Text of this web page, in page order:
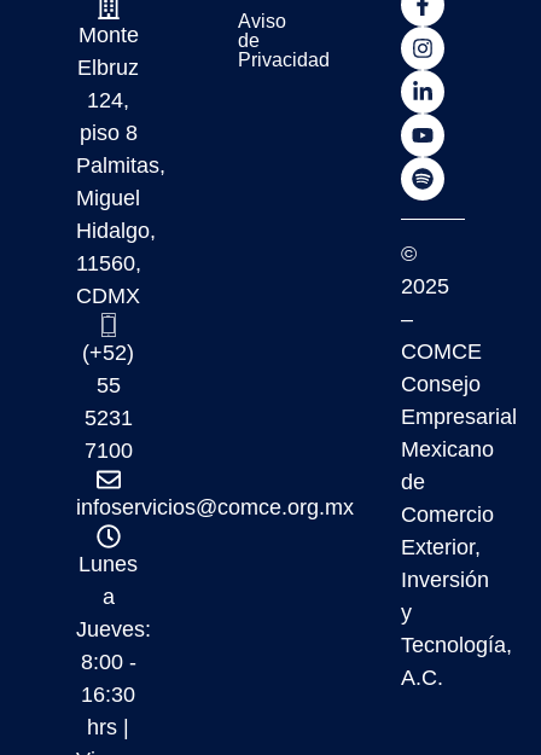
Monte
Elbruz
124,
piso 8
Palmitas,
Miguel
Hidalgo,
11560,
CDMX
(+52)
55
5231
7100
infoservicios@comce.org.mx
Lunes
a
Jueves:
8:00 -
16:30
hrs |
Aviso
de
Privacidad
©
2025
–
COMCE
Consejo
Empresarial
Mexicano
de
Comercio
Exterior,
Inversión
y
Tecnología,
A.C.